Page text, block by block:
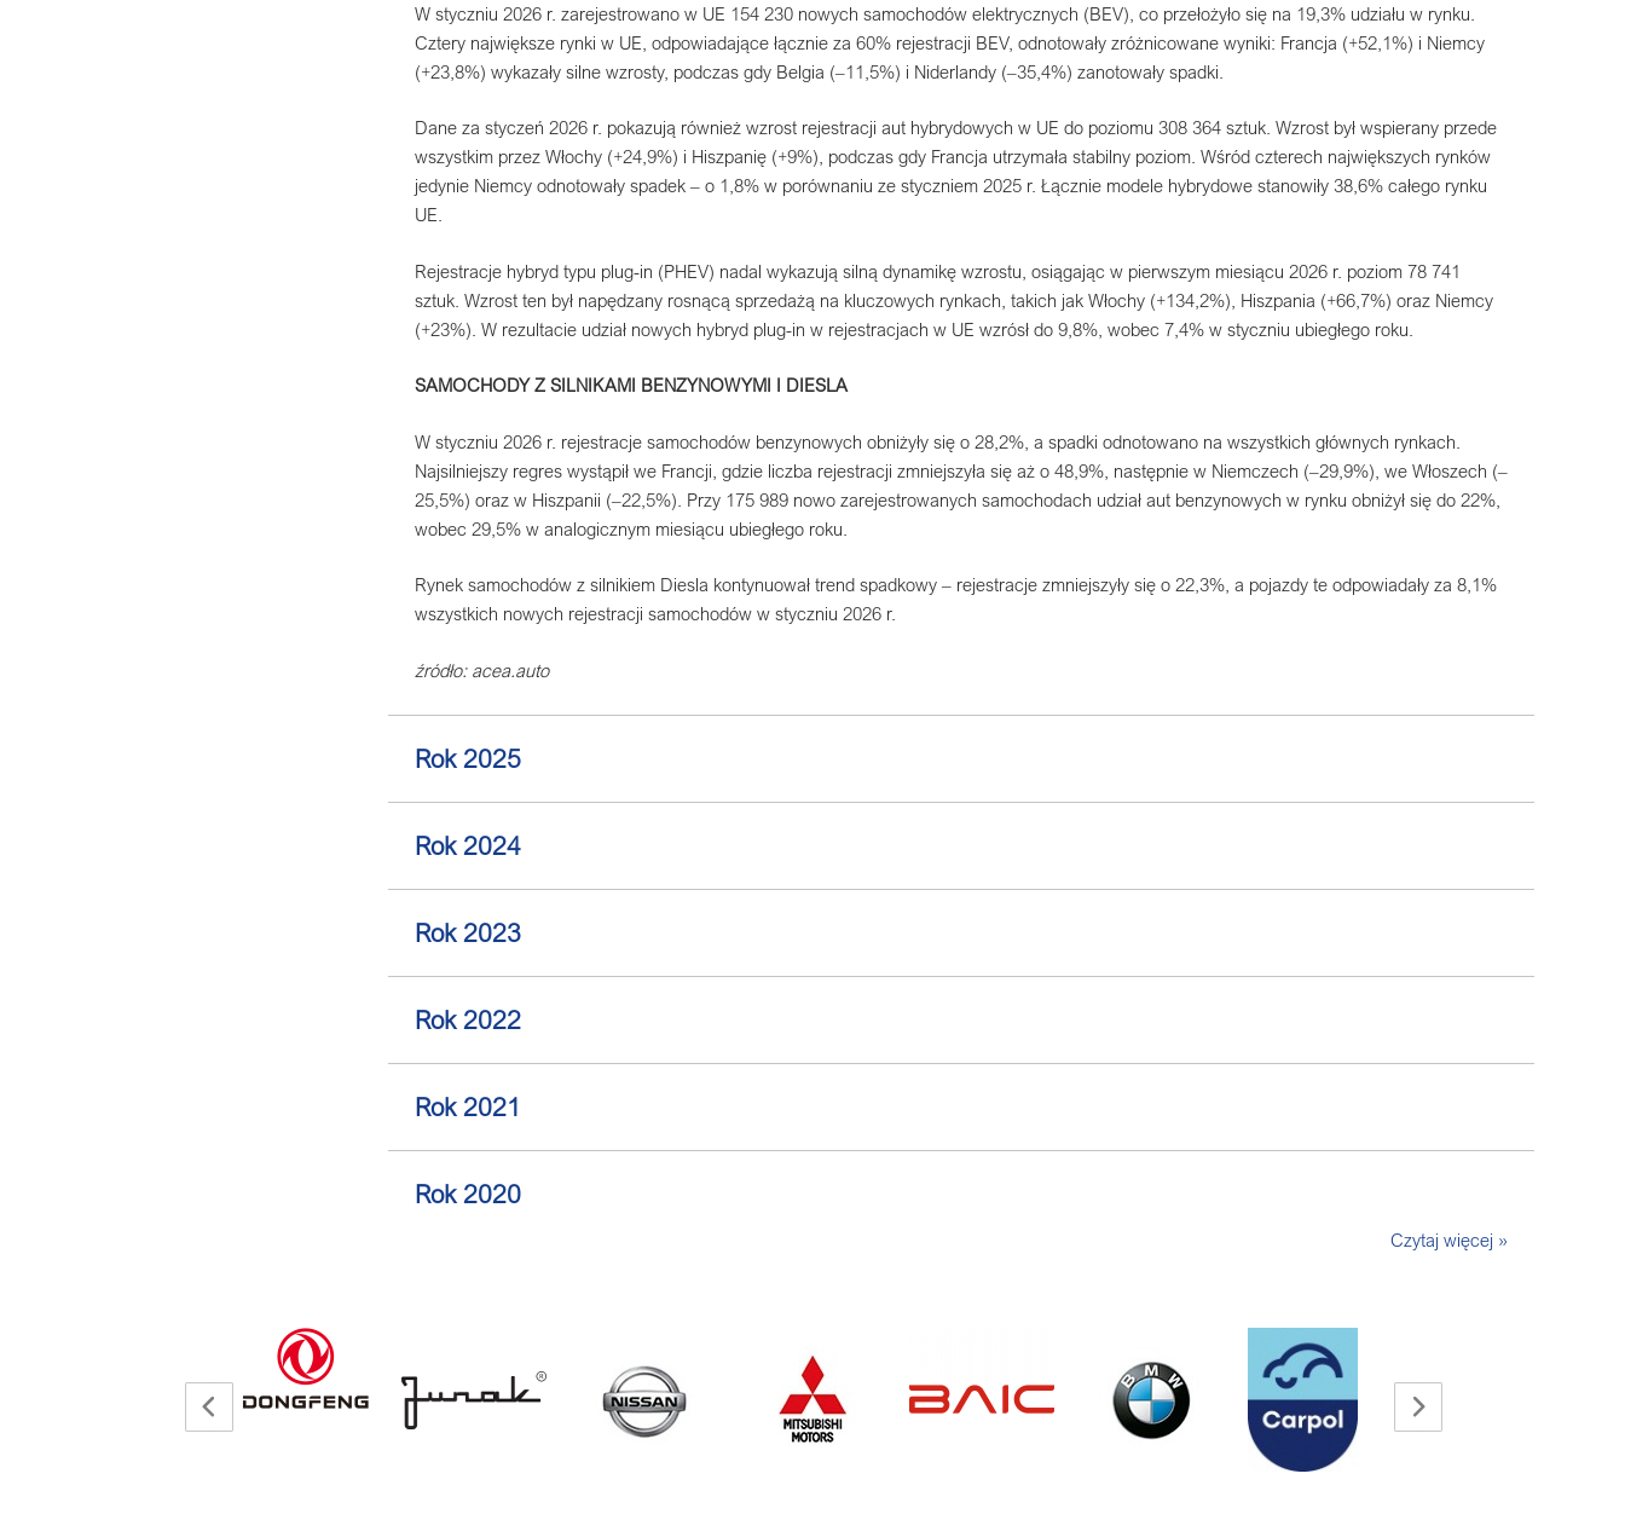
W styczniu 2026 r. zarejestrowano w UE 154 230 nowych samochodów elektrycznych (BEV), co przełożyło się na 19,3% udziału w rynku.
Cztery największe rynki w UE, odpowiadające łącznie za 60% rejestracji BEV, odnotowały zróżnicowane wyniki: Francja (+52,1%) i Niemcy
(+23,8%) wykazały silne wzrosty, podczas gdy Belgia (–11,5%) i Niderlandy (–35,4%) zanotowały spadki.
Dane za styczeń 2026 r. pokazują również wzrost rejestracji aut hybrydowych w UE do poziomu 308 364 sztuk. Wzrost był wspierany przede
wszystkim przez Włochy (+24,9%) i Hiszpanię (+9%), podczas gdy Francja utrzymała stabilny poziom. Wśród czterech największych rynków
jedynie Niemcy odnotowały spadek – o 1,8% w porównaniu ze styczniem 2025 r. Łącznie modele hybrydowe stanowiły 38,6% całego rynku
UE.
Rejestracje hybryd typu plug-in (PHEV) nadal wykazują silną dynamikę wzrostu, osiągając w pierwszym miesiącu 2026 r. poziom 78 741
sztuk. Wzrost ten był napędzany rosnącą sprzedażą na kluczowych rynkach, takich jak Włochy (+134,2%), Hiszpania (+66,7%) oraz Niemcy
(+23%). W rezultacie udział nowych hybryd plug-in w rejestracjach w UE wzrósł do 9,8%, wobec 7,4% w styczniu ubiegłego roku.
SAMOCHODY Z SILNIKAMI BENZYNOWYMI I DIESLA
W styczniu 2026 r. rejestracje samochodów benzynowych obniżyły się o 28,2%, a spadki odnotowano na wszystkich głównych rynkach.
Najsilniejszy regres wystąpił we Francji, gdzie liczba rejestracji zmniejszyła się aż o 48,9%, następnie w Niemczech (–29,9%), we Włoszech (–
25,5%) oraz w Hiszpanii (–22,5%). Przy 175 989 nowo zarejestrowanych samochodach udział aut benzynowych w rynku obniżył się do 22%,
wobec 29,5% w analogicznym miesiącu ubiegłego roku.
Rynek samochodów z silnikiem Diesla kontynuował trend spadkowy – rejestracje zmniejszyły się o 22,3%, a pojazdy te odpowiadały za 8,1%
wszystkich nowych rejestracji samochodów w styczniu 2026 r.
źródło: acea.auto
Rok 2025
Rok 2024
Rok 2023
Rok 2022
Rok 2021
Rok 2020
Czytaj więcej »